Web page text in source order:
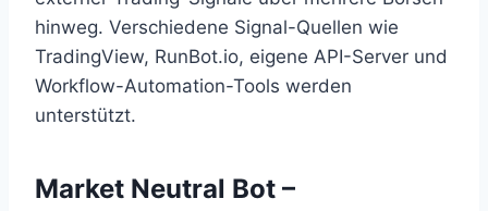
hinweg. Verschiedene Signal-Quellen wie
TradingView, RunBot.io, eigene API-Server und
Workflow-Automation-Tools werden
unterstützt.
Market Neutral Bot –